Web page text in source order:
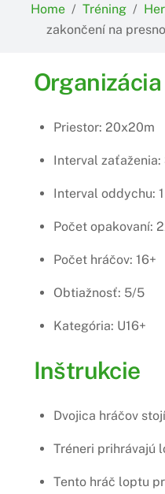
Home / Tréning /
zakončení na
Organizácia
Priestor: 20x20m
Interval zaťaženia:
Interval oddychu:
Počet opakovaní:
Počet hráčov: 16+
Obtiažnosť: 5/5
Kategória: U16+
Inštrukcie
Dvojica hráčov
Tréneri prihrávajú
Tento hráč loptu